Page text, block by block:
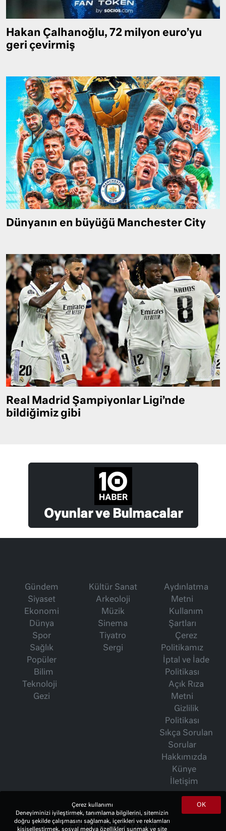
Hakan Çalhanoğlu, 72 milyon euro’yu
geri çevirmiş
Dünyanın en büyüğü Manchester City
Real Madrid Şampiyonlar Ligi’nde
bildiğimiz gibi
Oyunlar ve Bulmacalar
Gündem
Siyaset
Ekonomi
Dünya
Spor
Sağlık
Popüler
Bilim
Teknoloji
Gezi
Kültür Sanat
Arkeoloji
Müzik
Sinema
Tiyatro
Sergi
Aydınlatma
Metni
Kullanım
Şartları
Çerez
Politikamız
İptal ve İade
Politikası
Açık Rıza
Metni
Gizlilik
Politikası
Sıkça Sorulan
Sorular
Hakkımızda
Künye
İletişim
İsmet Berkan Yazıları
Ertuğrul Özkök Yazıları
OK
Çerez kullanımı
Deneyiminizi iyileştirmek, tanımlama bilgilerini, sitemizin
doğru şekilde çalışmasını sağlamak, içerikleri ve reklamları
kişiselleştirmek, sosyal medya özellikleri sunmak ve site